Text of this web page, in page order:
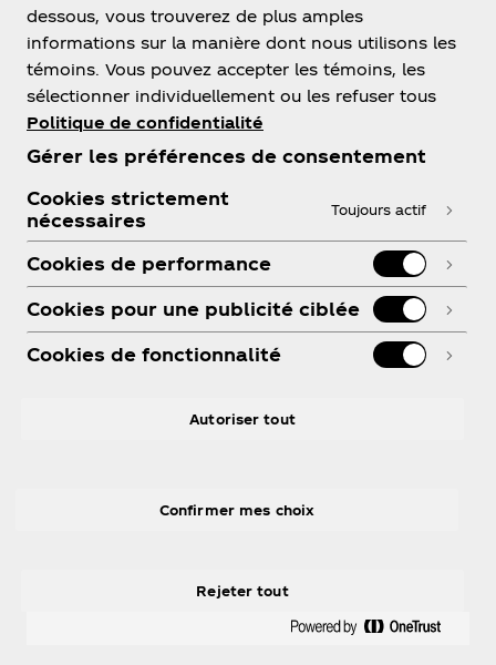
À propos de nous
Besoin d’aide?
YoutubeFacebook
ᴹᴰ Coca‑Cola Ltée, utlisée sous licence.
dessous, vous trouverez de plus amples
informations sur la manière dont nous utilisons les
témoins. Vous pouvez accepter les témoins, les
sélectionner individuellement ou les refuser tous
Politique de confidentialité
Gérer les préférences de consentement
Cookies strictement
nécessaires
Toujours actif
Cookies de performance
Cookies pour une publicité ciblée
Cookies de fonctionnalité
Autoriser tout
Rejeter tout
Confirmer mes choix